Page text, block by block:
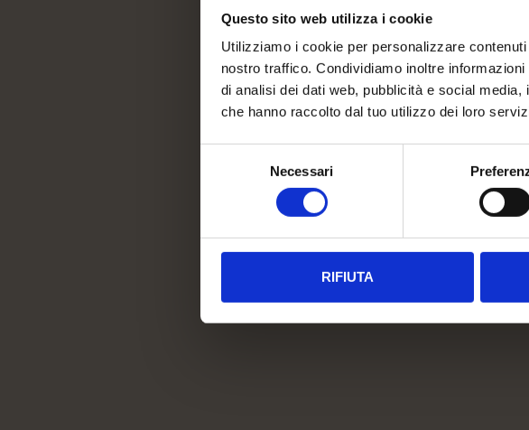
Questo sito web utilizza i cookie
Utilizziamo i cookie per personalizzare
nostro traffico. Condividiamo inoltre
di analisi dei dati web, pubblicità e social
che hanno raccolto dal tuo utilizzo dei loro
Necessari
RIFIUTA
28-31 MAY 2026,